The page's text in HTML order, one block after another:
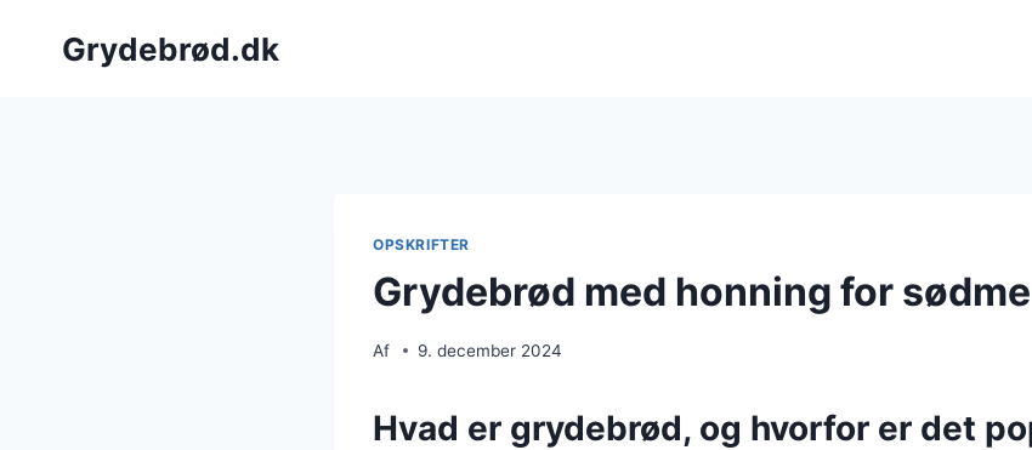
Grydebrød.dk
OPSKRIFTER
Grydebrød med honning for
Af 9. december 2024
Hvad er grydebrød, og hvorfor er det